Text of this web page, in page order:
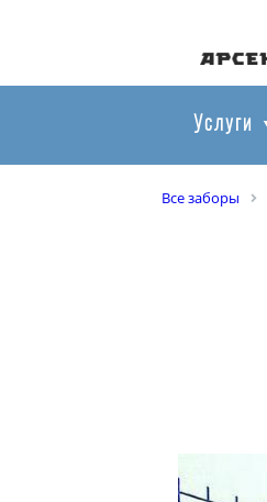
Услуги
Все заборы